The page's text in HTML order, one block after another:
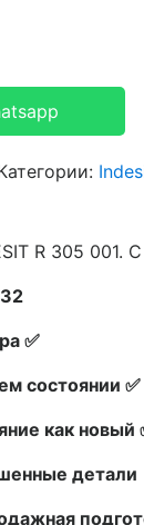
R 305 001. С
✅
состоянии ✅
как новый
детали